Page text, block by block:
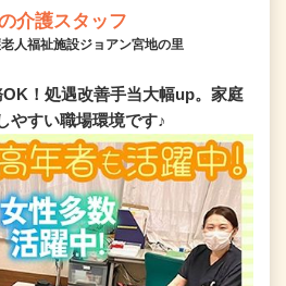
介護スタッフ
人福祉施設ジョアン宮地の里
！処遇改善手当大幅up。家庭
やすい職場環境です♪